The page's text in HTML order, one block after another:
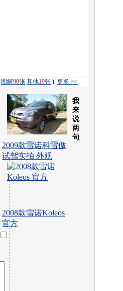
图解90张 其他19张 ) 更多 >>
2009款雷诺科雷傲
试驾实拍 外观
2008款雷诺Koleos
官方
我
来
说
两
句